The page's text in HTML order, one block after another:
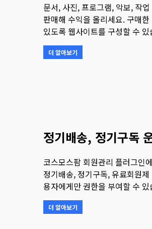
문서, 사진, 프로그램, 악보, 작
판매해 수익을 올리세요. 구매
있도록 웹사이트를 구성할 수
더 알아보기
정기배송, 정기구독
코스모스팜 회원관리 플러그인
정기배송, 정기구독, 유료회원
용자에게만 권한을 부여할 수
더 알아보기